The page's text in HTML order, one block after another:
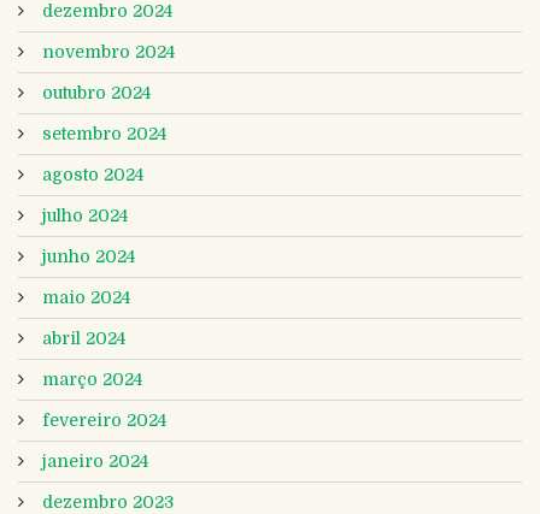
dezembro 2024
novembro 2024
outubro 2024
setembro 2024
agosto 2024
julho 2024
junho 2024
maio 2024
abril 2024
março 2024
fevereiro 2024
janeiro 2024
dezembro 2023